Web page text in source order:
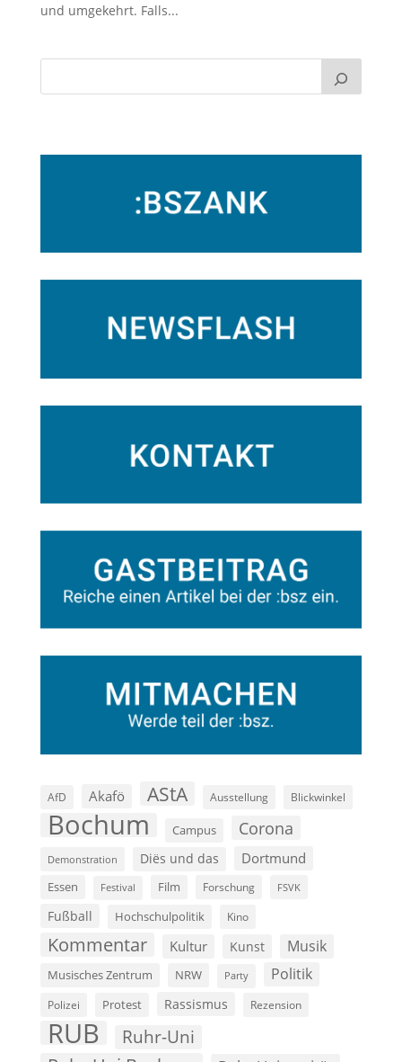
und umgekehrt. Falls...
AfD Akafö AStA Ausstellung Blickwinkel
Bochum Campus Corona
Demonstration Diës und das Dortmund
Essen Festival Film Forschung FSVK
Fußball Hochschulpolitik Kino
Kommentar Kultur Kunst Musik
Musisches Zentrum NRW Party Politik
Polizei Protest Rassismus Rezension
RUB Ruhr-Uni